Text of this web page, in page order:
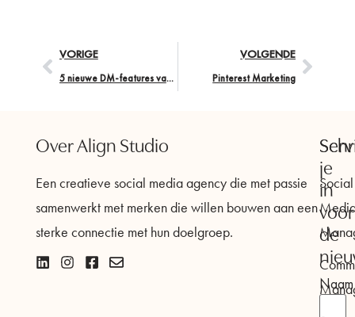
VORIGE
5 nieuwe DM-features van Instagram die je niet wilt missen
VOLGENDE
Pinterest Marketing
Over Align Studio
Een creatieve social media agency die met passie
samenwerkt met merken die willen bouwen aan een
sterke connectie met hun doelgroep.
Social
je
in
voor
de
Naam